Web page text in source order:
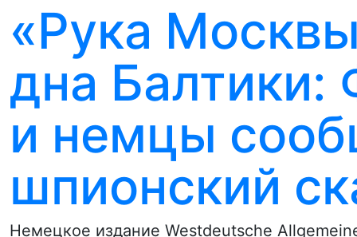
«Рука
дна
и немцы
шпионский
Немецкое издание Westdeutsche